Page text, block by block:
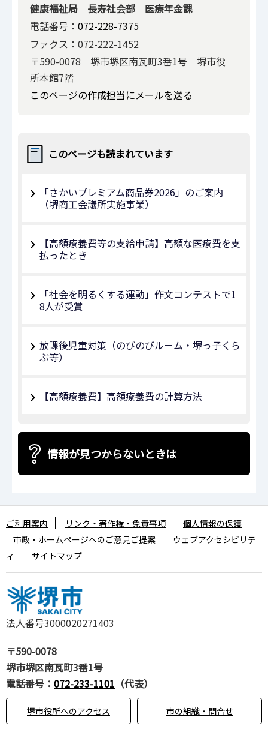
健康福祉局 長寿社会部 医療年金課
電話番号： 072-228-7375
ファクス：072-222-1452
〒590-0078 堺市堺区南瓦町3番1号 堺市役
所本館7階
このページの作成担当にメールを送る
このページも読まれています
「さかいプレミアム商品券2026」のご案内
（堺商工会議所実施事業）
【高額療養費等の支給申請】高額な医療費を支
払ったとき
「社会を明るくする運動」作文コンテストで1
8人が受賞
放課後児童対策（のびのびルーム・堺っ子くら
ぶ等）
【高額療養費】高額療養費の計算方法
情報が見つからないときは
法人番号3000020271403
〒590-0078
堺市堺区南瓦町3番1号
電話番号： 072-233-1101 （代表）
堺市役所へのアクセス 市の組織・問合せ
ご利用案内 リンク・著作権・免責事項
個人情報の保護
市政・ホームページへのご意見ご提案
ウェブアクセシビリテ
ィ
サイトマップ